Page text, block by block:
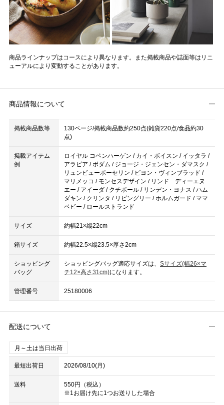
商品ラインナップはコースにより異なります。また掲載商品や誌面等はリニ
ューアルにより変動することがあります。
商品情報について
掲載商品数等
130ページ/掲載商品数約250点(雑貨220点/食品約30
点)
掲載アイテム
例
ロイヤル コペンハーゲン / カイ・ボイスン / イッタラ /
アラビア / ボダム / ジョージ・ジェンセン・ダマスク /
リュンビューポーセリン / ビヨン・ヴィンブラッド /
マリメッコ / モンセスデザイン / リンド ディーエヌ
エー / アイーダ / クチポール / リンデン・ヨナス / ハム
ダキン / クリンタ / リビングリー / ホルムガード / ママ
ベビー / ロールストランド
サイズ 約幅21×縦22cm
箱サイズ 約幅22.5×縦23.5×厚さ2cm
ショッピング
バッグ
ショッピングバッグ適応サイズは、 Sサイズ(幅26×マ
チ12×高さ31cm)になります。
管理番号 25180006
配送について
月～土は当日出荷
最短出荷日 2026/08/10(月)
送料
550円（税込）
※1お届け先に1つお送りした場合